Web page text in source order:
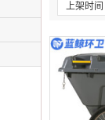
上架时间